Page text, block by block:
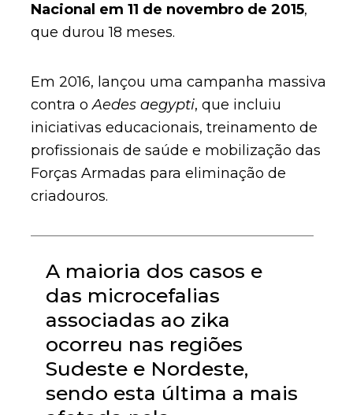
Nacional em 11 de novembro de 2015,
que durou 18 meses.
Em 2016, lançou uma campanha massiva
contra oAedes aegypti, que incluiu
iniciativas educacionais, treinamento de
profissionais de saúde e mobilização das
Forças Armadas para eliminação de
criadouros.
A maioria dos casos e
das microcefalias
associadas ao zika
ocorreu nas regiões
Sudeste e Nordeste,
sendo esta última a mais